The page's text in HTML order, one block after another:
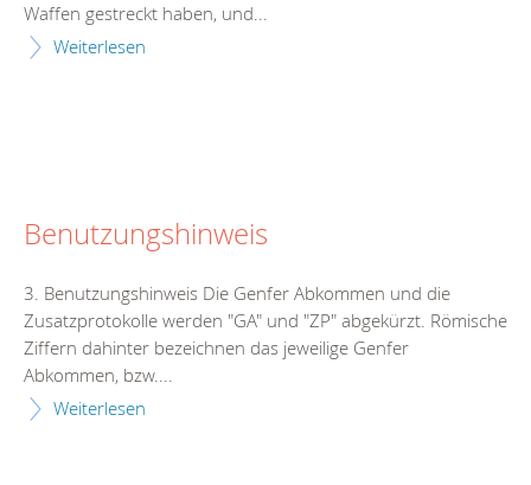
Waffen gestreckt haben, und...
Weiterlesen
Benutzungshinweis
3. Benutzungshinweis Die Genfer Abkommen und die
Zusatzprotokolle werden "GA" und "ZP" abgekürzt. Römische
Ziffern dahinter bezeichnen das jeweilige Genfer
Abkommen, bzw....
Weiterlesen